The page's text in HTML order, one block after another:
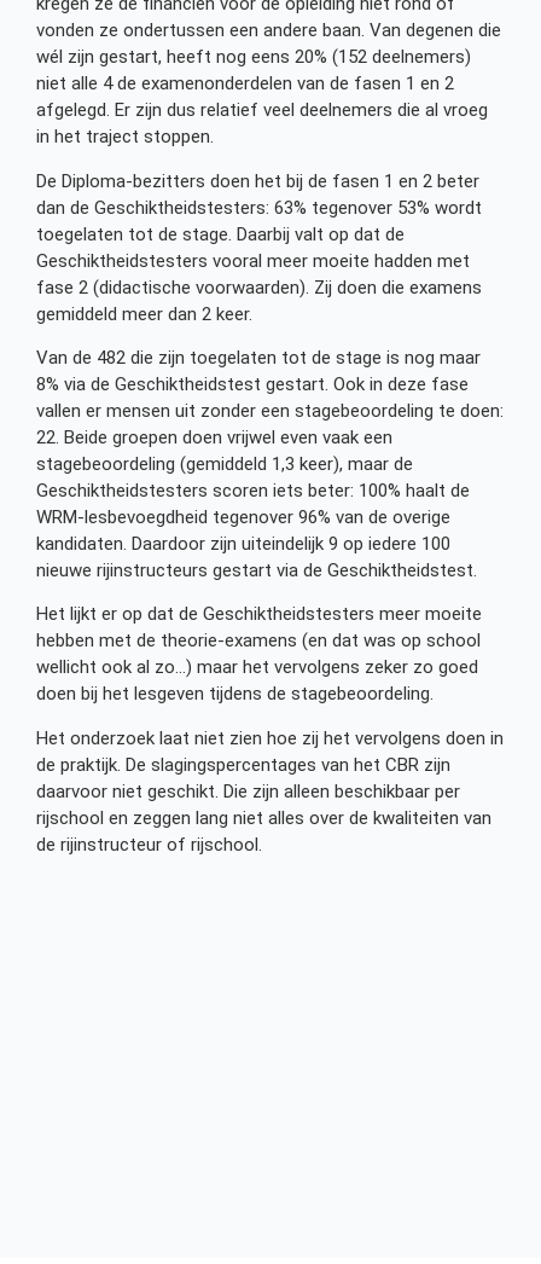
vonden ze ondertussen een andere baan. Van degenen die
wél zijn gestart, heeft nog eens 20% (152 deelnemers)
niet alle 4 de examenonderdelen van de fasen 1 en 2
afgelegd. Er zijn dus relatief veel deelnemers die al vroeg
in het traject stoppen.
De Diploma-bezitters doen het bij de fasen 1 en 2 beter
dan de Geschiktheidstesters: 63% tegenover 53% wordt
toegelaten tot de stage. Daarbij valt op dat de
Geschiktheidstesters vooral meer moeite hadden met
fase 2 (didactische voorwaarden). Zij doen die examens
gemiddeld meer dan 2 keer.
Van de 482 die zijn toegelaten tot de stage is nog maar
8% via de Geschiktheidstest gestart. Ook in deze fase
vallen er mensen uit zonder een stagebeoordeling te doen:
22. Beide groepen doen vrijwel even vaak een
stagebeoordeling (gemiddeld 1,3 keer), maar de
Geschiktheidstesters scoren iets beter: 100% haalt de
WRM-lesbevoegdheid tegenover 96% van de overige
kandidaten. Daardoor zijn uiteindelijk 9 op iedere 100
nieuwe rijinstructeurs gestart via de Geschiktheidstest.
Het lijkt er op dat de Geschiktheidstesters meer moeite
hebben met de theorie-examens (en dat was op school
wellicht ook al zo…) maar het vervolgens zeker zo goed
doen bij het lesgeven tijdens de stagebeoordeling.
Het onderzoek laat niet zien hoe zij het vervolgens doen in
de praktijk. De slagingspercentages van het CBR zijn
daarvoor niet geschikt. Die zijn alleen beschikbaar per
rijschool en zeggen lang niet alles over de kwaliteiten van
de rijinstructeur of rijschool.